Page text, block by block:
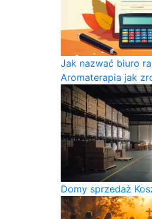
Jak nazwać biuro
Aromaterapia jak
Domy sprzedaż